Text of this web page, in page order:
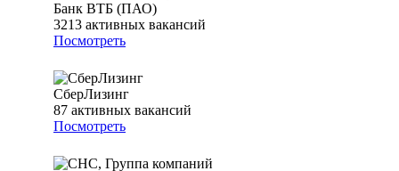
Банк ВТБ (ПАО)
3213 активных вакансий
Посмотреть
СберЛизинг
87 активных вакансий
Посмотреть